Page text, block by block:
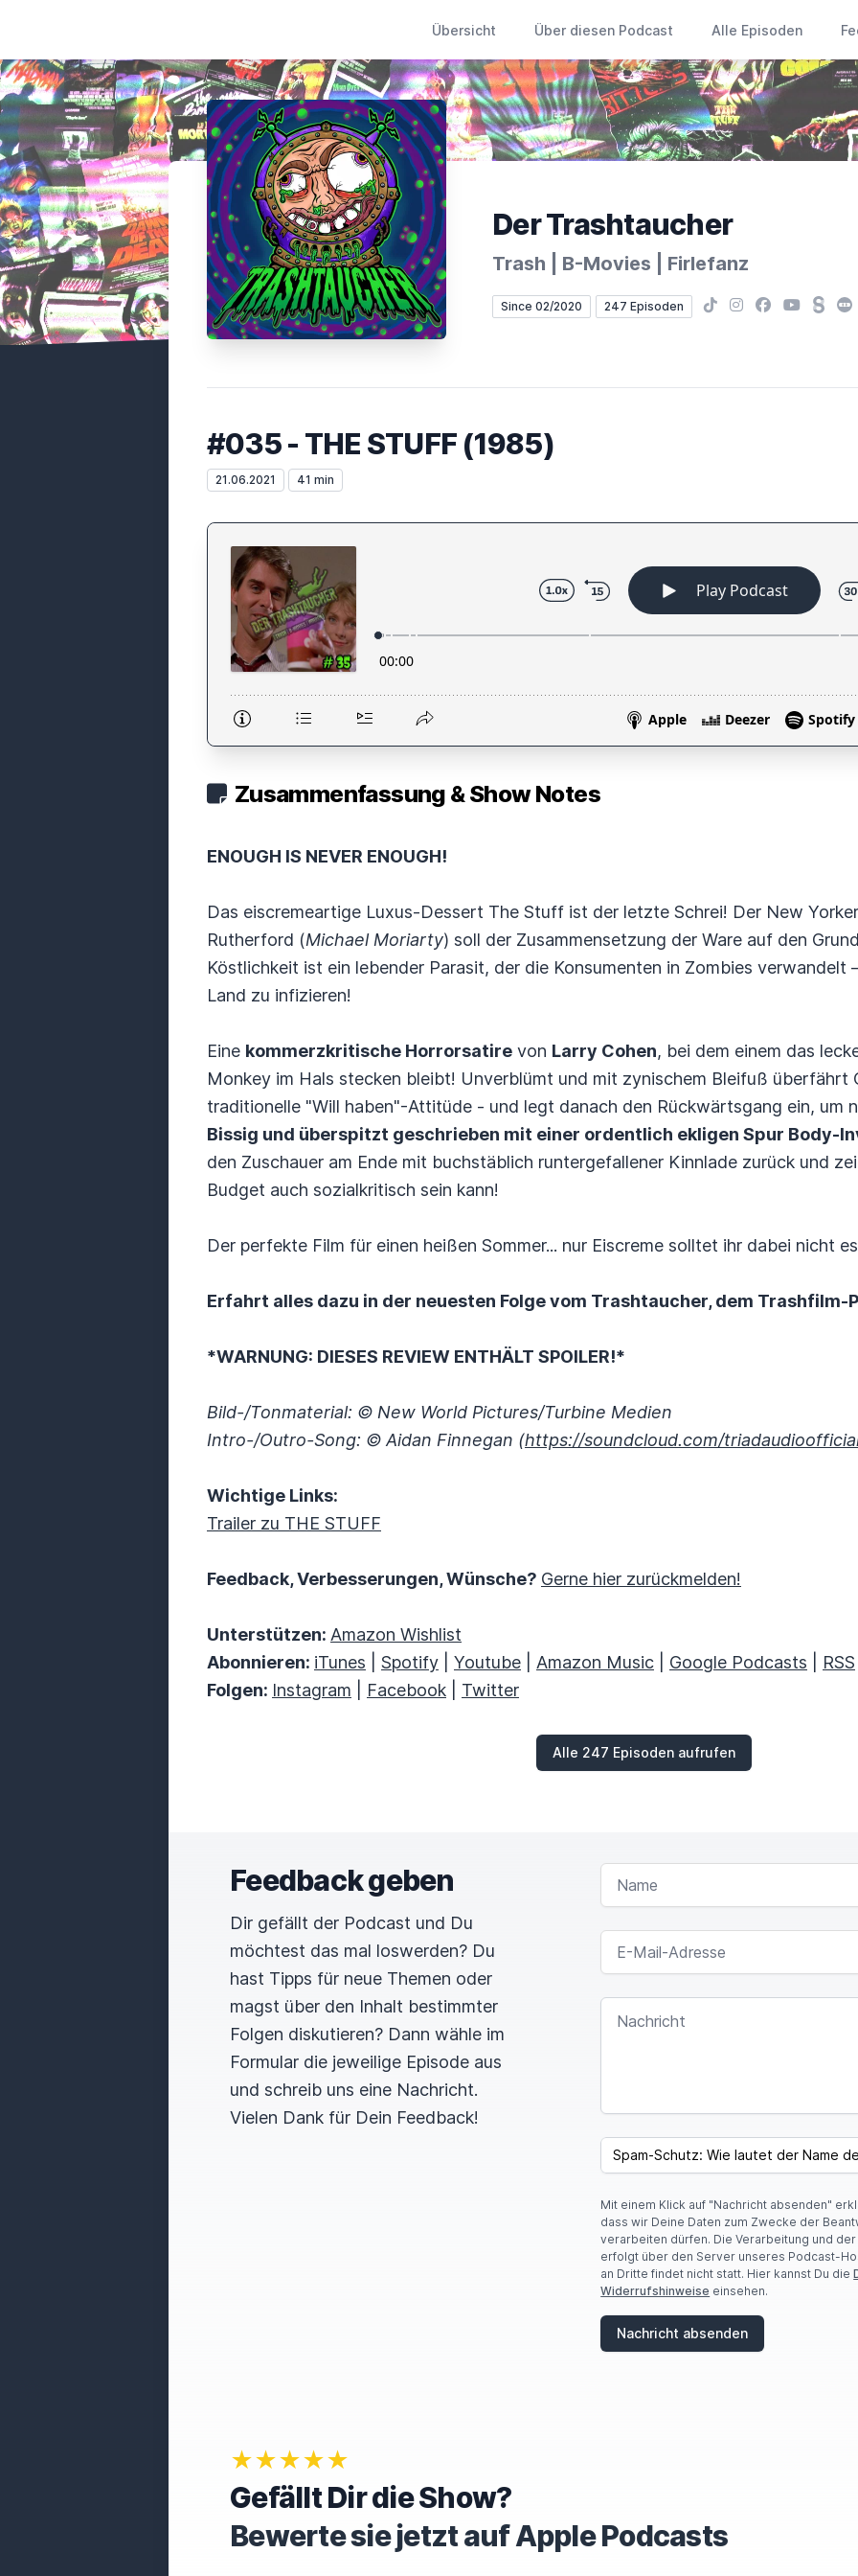
Übersicht Über diesen Podcast Alle Episoden
Der Trashtaucher
Trash | B-Movies | Firlefanz
Since 02/2020 247 Episoden TikTokInstagram
Facebook
YouTube
Steady
#035 - THE STUFF (1985)
21.06.2021 41 min
Zusammenfassung & Show Notes
ENOUGH IS NEVER ENOUGH!
Das eiscremeartige Luxus-Dessert The Stuff ist der letzte Schrei! Der New
Rutherford (Michael Moriarty) soll der Zusammensetzung der Ware auf den
Köstlichkeit ist ein lebender Parasit, der die Konsumenten in Zombies verwandelt
Land zu infizieren!
Eine kommerzkritische Horrorsatire von Larry Cohen, bei dem einem das
Monkey im Hals stecken bleibt! Unverblümt und mit zynischem Bleifuß überfährt
traditionelle "Will haben"-Attitüde - und legt danach den Rückwärtsgang ein, um
Bissig und überspitzt geschrieben mit einer ordentlich ekligen Spur Body-
den Zuschauer am Ende mit buchstäblich runtergefallener Kinnlade zurück und
Budget auch sozialkritisch sein kann!
Der perfekte Film für einen heißen Sommer... nur Eiscreme solltet ihr dabei nicht
Erfahrt alles dazu in der neuesten Folge vom Trashtaucher, dem Trashfilm-
*WARNUNG: DIESES REVIEW ENTHÄLT SPOILER!*
Bild-/Tonmaterial: © New World Pictures/Turbine Medien
Intro-/Outro-Song: © Aidan Finnegan (https://soundcloud.com/
Wichtige Links:
Trailer zu THE STUFF
Feedback, Verbesserungen, Wünsche? Gerne hier zurückmelden!
Unterstützen: Amazon Wishlist
Abonnieren: iTunes Spotify Youtube Amazon Music Google Podcasts
RSS
Folgen: Instagram Facebook Twitter
Alle 247 Episoden aufrufen
Feedback geben
Dir gefällt der Podcast und Du
möchtest das mal loswerden? Du
hast Tipps für neue Themen oder
magst über den Inhalt bestimmter
Folgen diskutieren? Dann wähle im
Formular die jeweilige Episode aus
und schreib uns eine Nachricht.
Vielen Dank für Dein Feedback!
NAME
E-MAIL-ADRESSE
NACHRICHT
SPAM CAPTCHA
Mit einem Klick auf "Nachricht absenden"
dass wir Deine Daten zum Zwecke der
verarbeiten dürfen. Die Verarbeitung und
erfolgt über den Server unseres Podcast-
an Dritte findet nicht statt. Hier kannst Du die
Widerrufshinweise einsehen.
Nachricht absenden
★★★★★
Gefällt Dir die Show?
Bewerte sie jetzt auf Apple Podcasts